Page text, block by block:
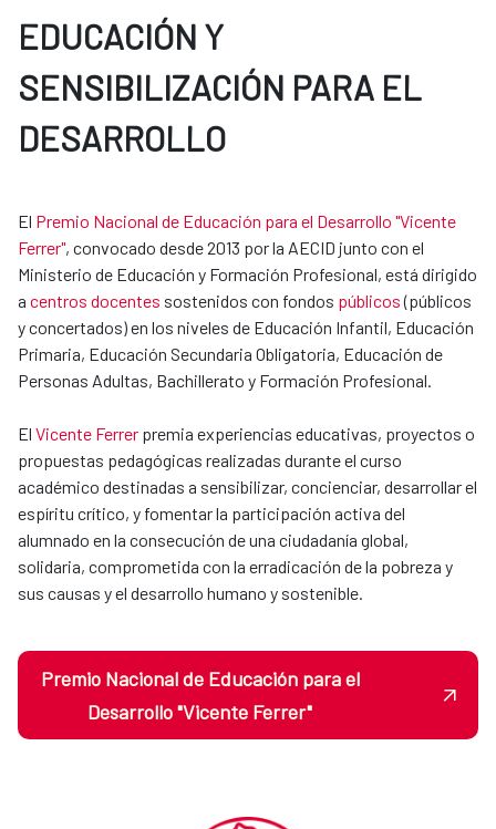
EDUCACIÓN Y
SENSIBILIZACIÓN PARA EL
DESARROLLO
El Premio Nacional de Educación para el Desarrollo "Vicente
Ferrer", convocado desde 2013 por la AECID junto con el
Ministerio de Educación y Formación Profesional, está dirigido
a centros docentes sostenidos con fondos públicos(públicos
y concertados) en los niveles de Educación Infantil, Educación
Primaria, Educación Secundaria Obligatoria, Educación de​​
Personas Adultas, Bachillerato y Formación Profesional.
El Vicente Ferrer premia experiencias educativas, proyectos o
propuestas pedagógicas realizadas durante el curso
académico destinadas a sensibilizar, concienciar, desarrollar el
espíritu crítico, y fomentar la participación activa del
alumnado en la consecución de una ciudadanía global,
solidaria, comprometida con la erradicación de la pobreza y
sus causas y el desarrollo humano y sostenible.
Premio Nacional de Educación para el
Desarrollo "Vicente Ferrer"